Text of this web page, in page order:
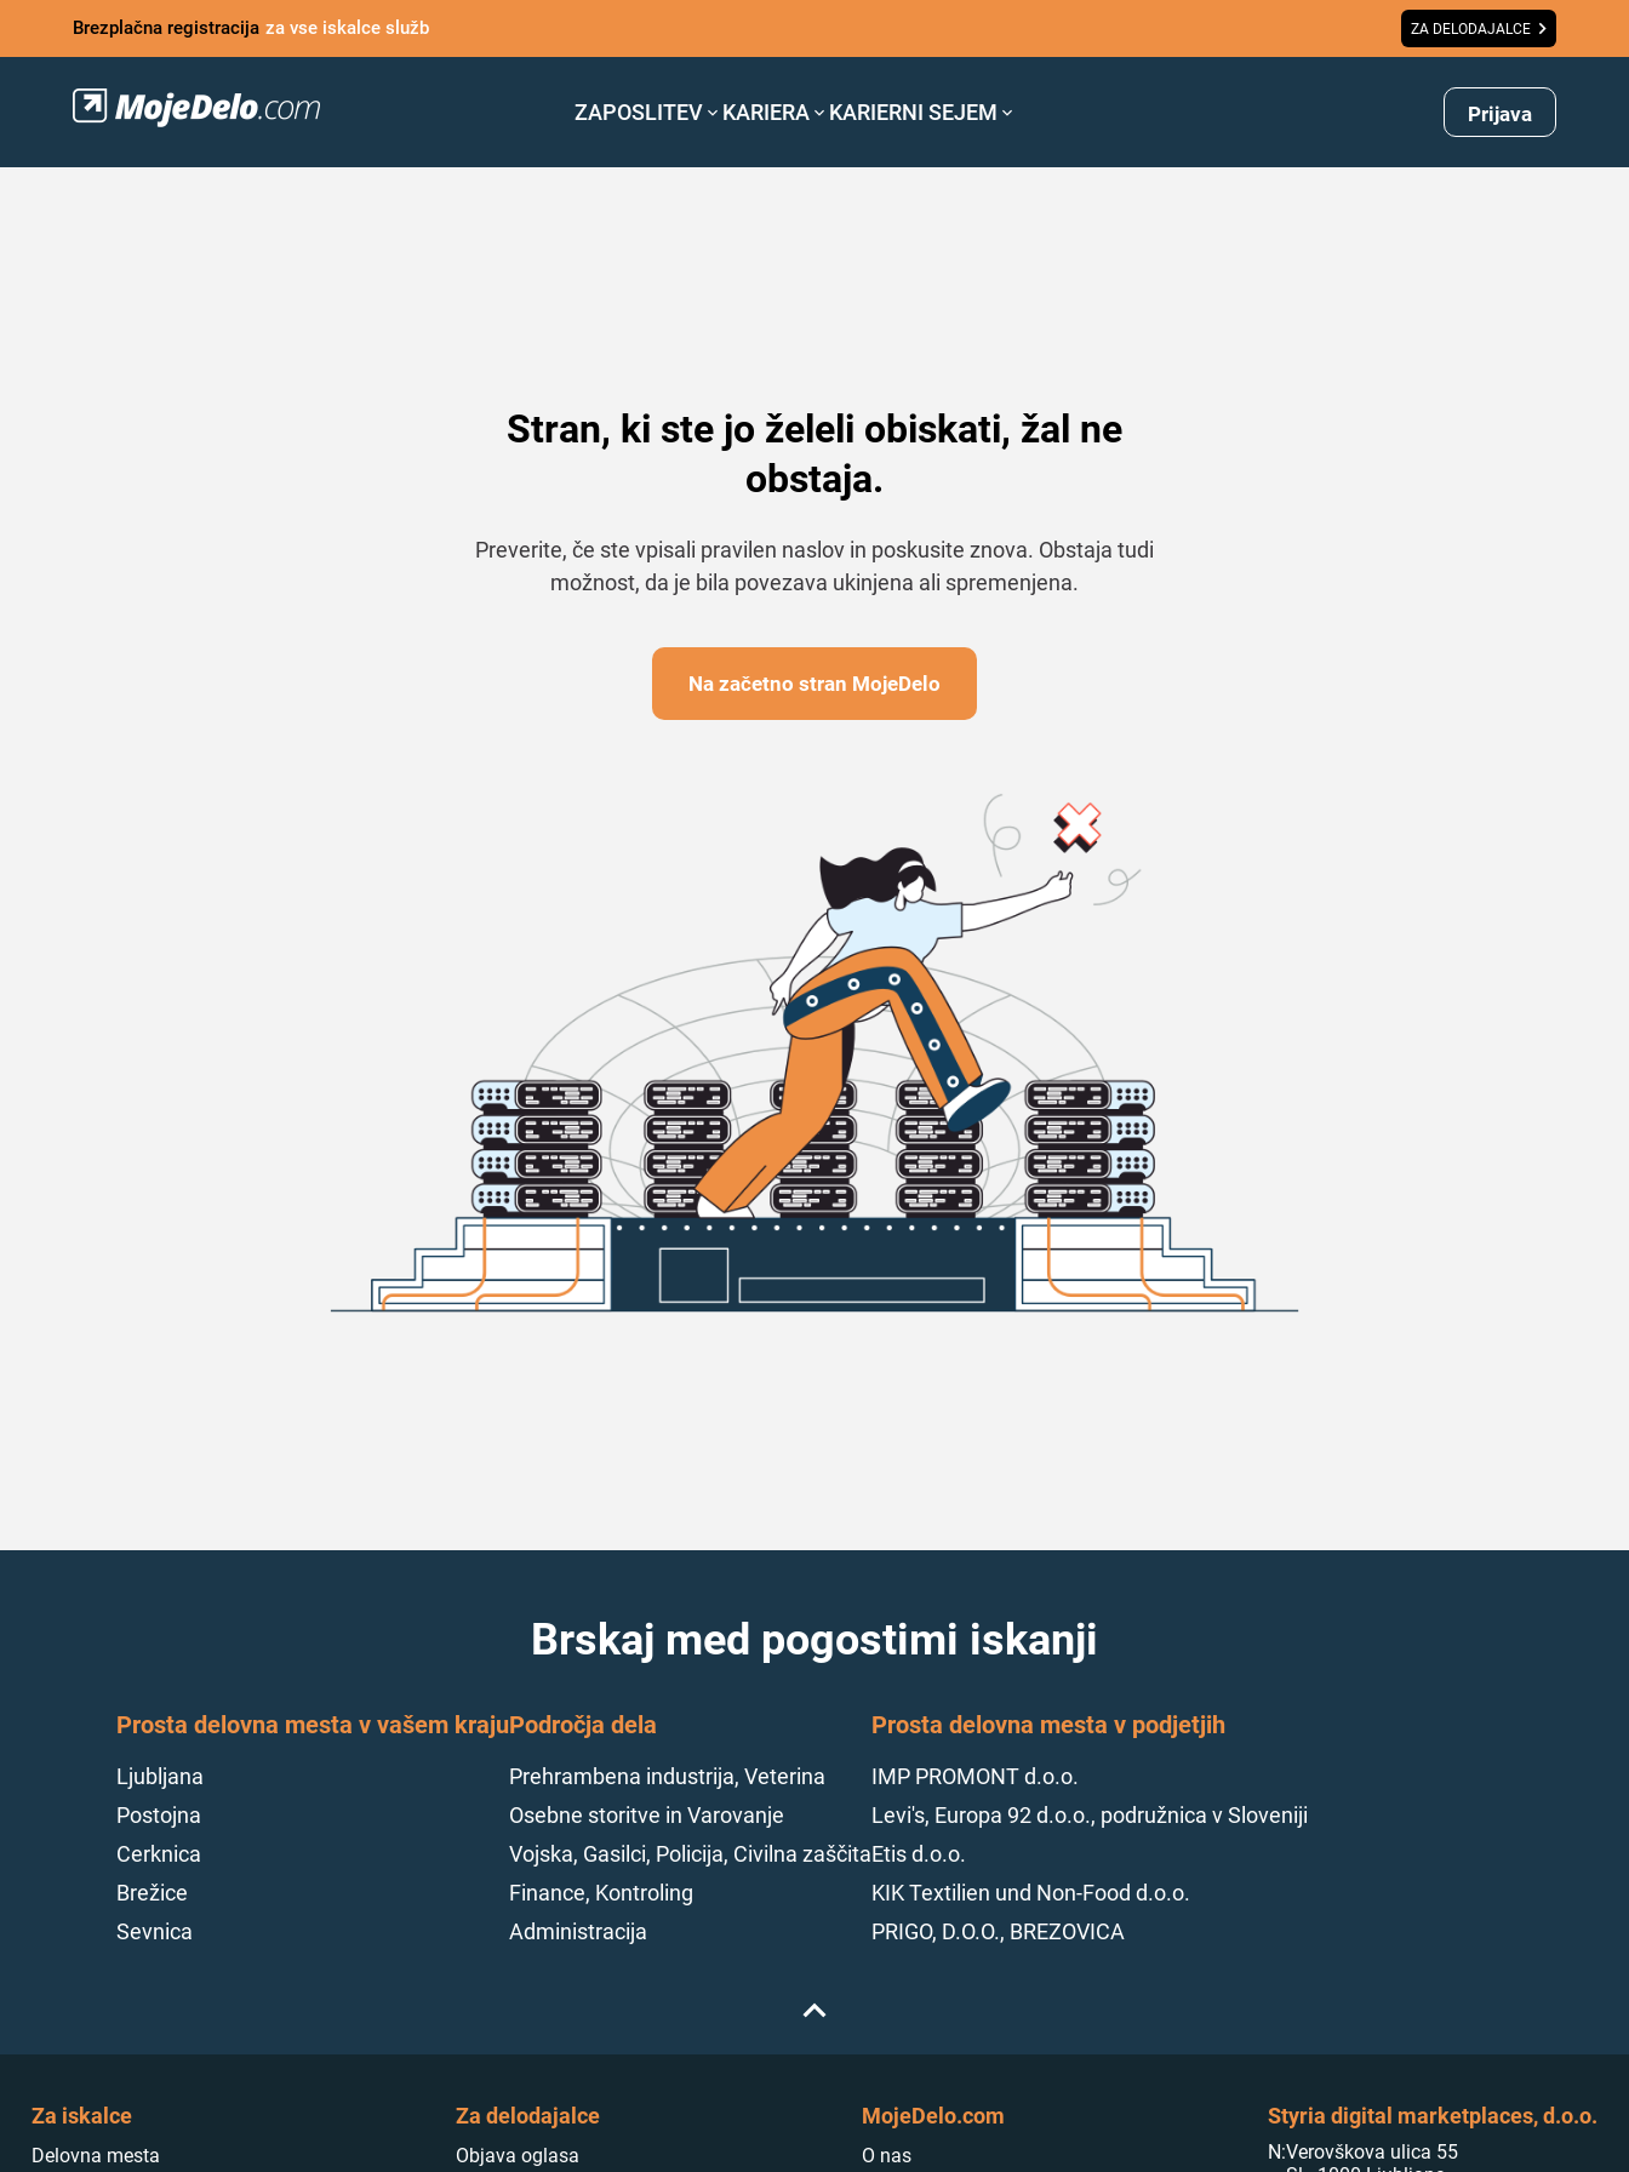
Brezplačna registracija za vse iskalce služb ZA DELODAJALCE
ZAPOSLITEV KARIERA KARIERNI SEJEM Prijava
Stran, ki ste jo želeli obiskati, žal ne
obstaja.
Preverite, če ste vpisali pravilen naslov in poskusite znova. Obstaja tudi
možnost, da je bila povezava ukinjena ali spremenjena.
Na začetno stran MojeDelo
Brskaj med pogostimi iskanji
Prosta delovna mesta v vašem kraju
Ljubljana
Postojna
Cerknica
Brežice
Sevnica
Področja dela
Prehrambena industrija, Veterina
Osebne storitve in Varovanje
Vojska, Gasilci, Policija, Civilna zaščita
Finance, Kontroling
Administracija
Prosta delovna mesta v podjetjih
IMP PROMONT d.o.o.
Levi's, Europa 92 d.o.o., podružnica v Sloveniji
Etis d.o.o.
KIK Textilien und Non-Food d.o.o.
PRIGO, D.O.O., BREZOVICA
Za iskalce
Delovna mesta
Za delodajalce
Objava oglasa
MojeDelo.com
O nas
Styria digital marketplaces, d.o.o.
N:Verovškova ulica 55